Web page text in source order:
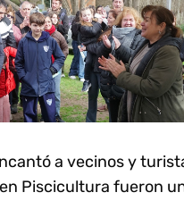
a vecinos y
Piscicultura fueron